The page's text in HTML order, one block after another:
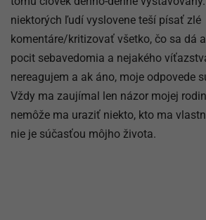
niektorých ľudí vyslovene teší písať zlé
komentáre/kritizovať všetko, čo sa dá
pocit sebavedomia a nejakého
nereagujem a ak áno, moje odpovede
Vždy ma zaujímal len názor mojej
nemôže ma uraziť niekto, kto ma
nie je súčasťou môjho života.